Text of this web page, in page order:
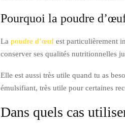
Pourquoi la poudre
La poudre d’œuf est particulièrement
conserver ses qualités nutritionnelles
Elle est aussi très utile quand tu as
émulsifiant, très utile pour certaines
Dans quels cas